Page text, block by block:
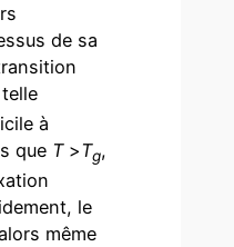
de sa
à
que T> Tg,
le
même